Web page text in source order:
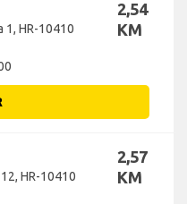
1, HR-10410
2,54
KM
HR-10410
2,57
KM